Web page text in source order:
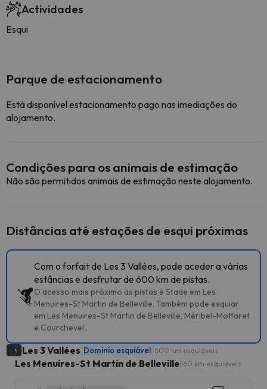
Actividades
Esqui
Parque de estacionamento
Está disponível estacionamento pago nas imediações do
alojamento.
Condições para os animais de estimação
Não são permitidos animais de estimação neste alojamento.
Distâncias até estações de esqui próximas
Com o forfait de Les 3 Vallées, pode aceder a várias
estâncias e desfrutar de 600 km de pistas.
O acesso mais próximo às pistas é Stade em Les
Menuires-St Martin de Belleville. Também pode esquiar
em Les Menuires-St Martin de Belleville, Méribel-Mottaret
e Courchevel .
Les 3 Vallées Dominio esquiável 600 km esquiáveis
Les Menuires-St Martin de Belleville160 km esquiáveis